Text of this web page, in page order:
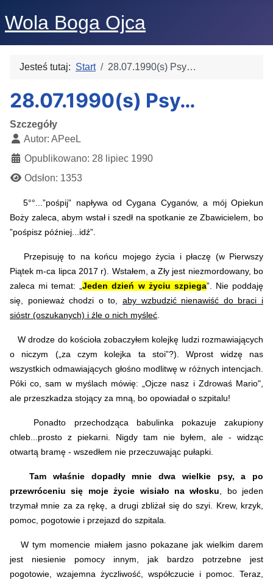
Wola Boga Ojca
Jesteś tutaj: Start 28.07.1990(s) Psy…
28.07.1990(s) Psy…
Szczegóły
Autor: APeeL
Opublikowano: 28 lipiec 1990
Odsłon: 1353
5°°...”pośpij” napływa od Cygana Cyganów, a mój Opiekun
Boży zaleca, abym wstał i szedł na spotkanie ze Zbawicielem, bo
”pośpisz później...idź”.
Przepisuję to na końcu mojego życia i płaczę (w Pierwszy
Piątek m-ca lipca 2017 r). Wstałem, a Zły jest niezmordowany, bo
zaleca mi temat: „Jeden dzień w życiu szpiega”. Nie poddaję
się, ponieważ chodzi o to, aby wzbudzić nienawiść do braci i
sióstr (oszukanych) i źle o nich myśleć
W drodze do kościoła zobaczyłem kolejkę ludzi rozmawiających
o niczym („za czym kolejka ta stoi”?). Wprost widzę nas
wszystkich odmawiających głośno modlitwę w różnych intencjach.
Póki co, sam w myślach mówię: „Ojcze nasz i Zdrowaś Mario",
ale przeszkadza stojący za mną, bo opowiadał o szpitalu!
Ponadto przechodząca babulinka pokazuje zakupiony
chleb...prosto z piekarni. Nigdy tam nie byłem, ale - widząc
otwartą bramę - wszedłem nie przeczuwając pułapki.
Tam właśnie dopadły mnie dwa wielkie psy, a po
przewróceniu się moje życie wisiało na włosku , bo jeden
trzymał mnie za za rękę, a drugi zbliżał się do szyi. Krew, krzyk,
pomoc, pogotowie i przejazd do szpitala.
W tym momencie miałem jasno pokazane jak wielkim darem
jest niesienie pomocy innym, jak bardzo potrzebne jest
pogotowie, wzajemna życzliwość, współczucie i pomoc. Teraz,